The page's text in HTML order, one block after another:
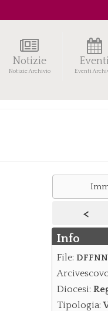
Notizie
Notizie Archivio
Eventi
Eventi
<
Info
File:
Diocesi:
Tipologia: